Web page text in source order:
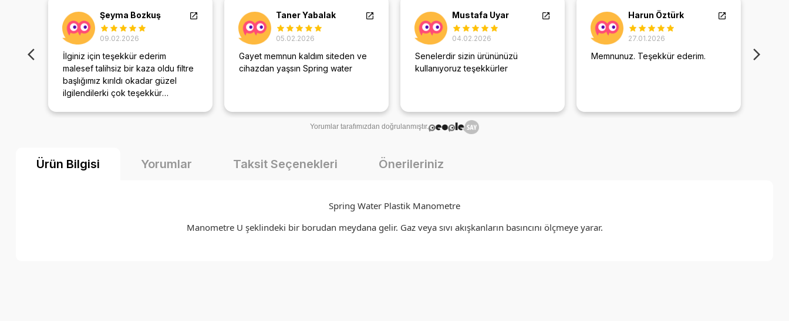
Şeyma Bozkuş
09.02.2026
İlginiz için teşekkür ederim
malesef talihsiz bir kaza oldu filtre
başlığımız kırıldı okadar güzel
ilgilendilerki çok teşekkür
diyecek laf yok 🤩
Taner Yabalak
05.02.2026
Gayet memnun kaldım siteden ve
cihazdan yaşsın Spring water
Mustafa Uyar
04.02.2026
Senelerdir sizin ürününüzü
kullanıyoruz teşekkürler
Harun Öztürk
27.01.2026
Memnunuz. Teşekkür ederim.
Yorumlar tarafımızdan doğrulanmıştır.
Ürün Bilgisi Yorumlar Taksit Seçenekleri Önerileriniz
Spring Water Plastik Manometre
Manometre U şeklindeki bir borudan meydana gelir. Gaz veya sıvı akışkanların basıncını ölçmeye yarar.